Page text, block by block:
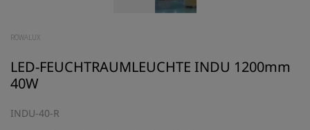
ROWALUX
LED-FEUCHTRAUMLEUCHTE INDU 1200mm
40W
INDU-40-R